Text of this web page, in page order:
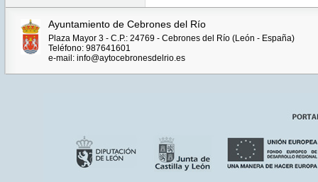
Ayuntamiento de Cebrones del Río
Plaza Mayor 3 - C.P.: 24769 - Cebrones del Río (León - España)
Teléfono: 987641601
e-mail: info@aytocebronesdelrio.es